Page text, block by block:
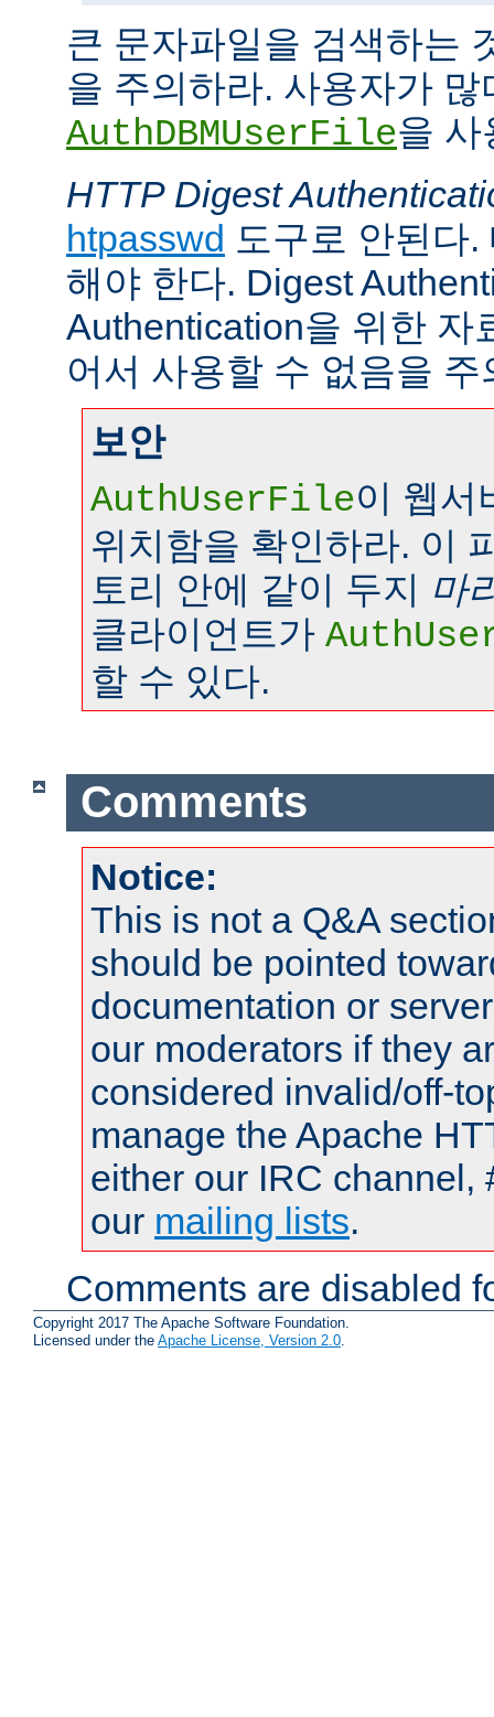
큰 문자파일을 검색하는
을 주의하라. 사용자가 많
AuthDBMUserFile을 사
HTTP Digest
htpasswd 도구로 안된다
해야 한다. Digest
Authentication을 위한 자
어서 사용할 수 없음을 주
보안
AuthUserFile이 웹서
위치함을 확인하라. 이
토리 안에 같이 두지 마
클라이언트가
할 수 있다.
Comments
Notice:
This is not a Q&A
should be pointed
documentation or
our moderators if they
considered invalid/off-
manage the Apache
either our IRC channel,
our mailing lists.
Comments are disabled
Copyright 2017 The Apache Software Foundation.
Licensed under the Apache License, Version 2.0